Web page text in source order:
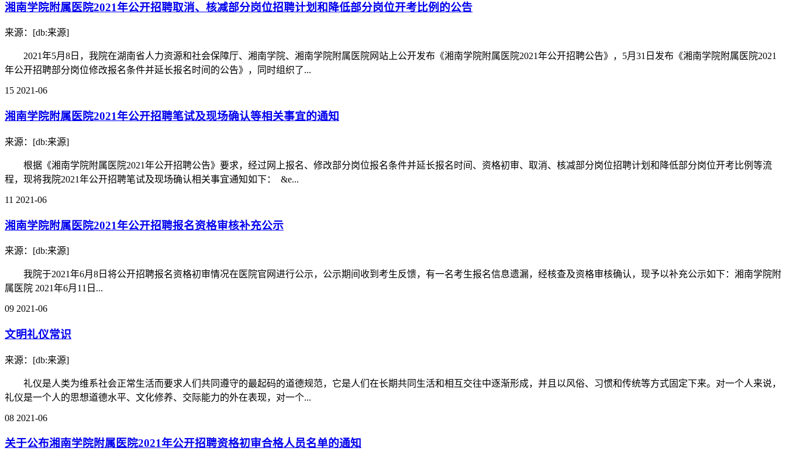
湘南学院附属医院2021年公开招聘取消、核减部分岗位招聘计划和降低部分岗位开考比例的公告
来源：[db:来源]
2021年5月8日，我院在湖南省人力资源和社会保障厅、湘南学院、湘南学院附属医院网站上公开发布《湘南学院附属医院2021年公开招聘公告》，5月31日发布《湘南学院附属医院2021
年公开招聘部分岗位修改报名条件并延长报名时间的公告》，同时组织了...
15 2021-06
湘南学院附属医院2021年公开招聘笔试及现场确认等相关事宜的通知
来源：[db:来源]
根据《湘南学院附属医院2021年公开招聘公告》要求，经过网上报名、修改部分岗位报名条件并延长报名时间、资格初审、取消、核减部分岗位招聘计划和降低部分岗位开考比例等流
程，现将我院2021年公开招聘笔试及现场确认相关事宜通知如下： &e...
11 2021-06
湘南学院附属医院2021年公开招聘报名资格审核补充公示
来源：[db:来源]
我院于2021年6月8日将公开招聘报名资格初审情况在医院官网进行公示，公示期间收到考生反馈，有一名考生报名信息遗漏，经核查及资格审核确认，现予以补充公示如下：湘南学院附
属医院 2021年6月11日...
09 2021-06
文明礼仪常识
来源：[db:来源]
礼仪是人类为维系社会正常生活而要求人们共同遵守的最起码的道德规范，它是人们在长期共同生活和相互交往中逐渐形成，并且以风俗、习惯和传统等方式固定下来。对一个人来说，
礼仪是一个人的思想道德水平、文化修养、交际能力的外在表现，对一个...
08 2021-06
关于公布湘南学院附属医院2021年公开招聘资格初审合格人员名单的通知